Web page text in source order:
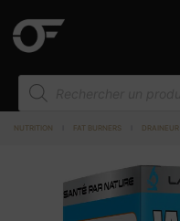
NUTRITION FAT BURNERS DRAINEUR